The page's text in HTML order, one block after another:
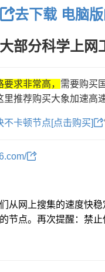
去下载 电脑
部分科学上网
求非常高， 需要购买
推荐购买大象加速高
不卡顿节点[点击购买]
从网上搜集的速度快
节点。 再次提醒：禁止